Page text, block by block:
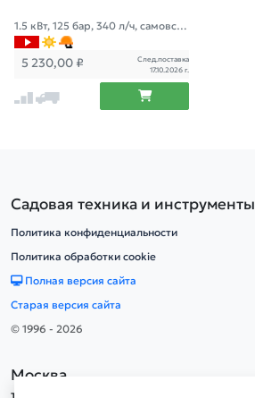
1.5 кВт, 125 бар, 340 л/ч, самовсас
ывание, пеногенератор
5 230,00 ₽
След.поставка
17.10.2026 г.
Садовая техника и инструменты
Политика конфиденциальности
Политика обработки cookie
Полная версия сайта
Старая версия сайта
© 1996 - 2026
Москва